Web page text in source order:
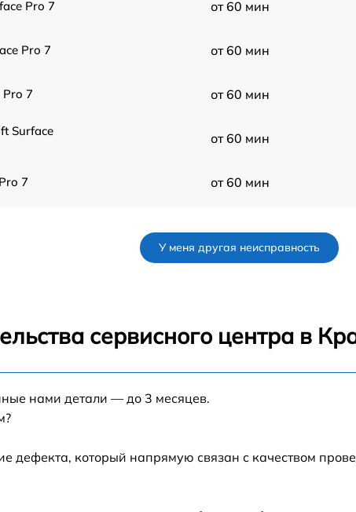
Pro 7 от 60 мин
Pro 7 от 60 мин
7 от 60 мин
Surface
от 60 мин
7 от 60 мин
Surface
У меня другая неисправность
сервисного центра в
нами детали — до 3 месяцев.
дефекта, который напрямую связан с качеством